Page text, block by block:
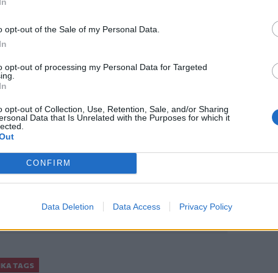
opt-out of the Sale of my Personal Data.
opt-out of processing my Personal Data for Targeted
opt-out of Collection, Use, Retention, Sale, and/or Sharing
Data that Is Unrelated with the Purposes for which it
CONFIRM
Data Deletion Data Access Privacy Policy
Google Newsκαι στοFacebook
μας στο
TAGS